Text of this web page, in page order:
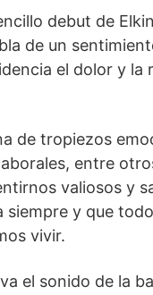
debut de
de un
el dolor y la
de tropiezos
entre
valiosos y
siempre y que
vivir.
el sonido de la